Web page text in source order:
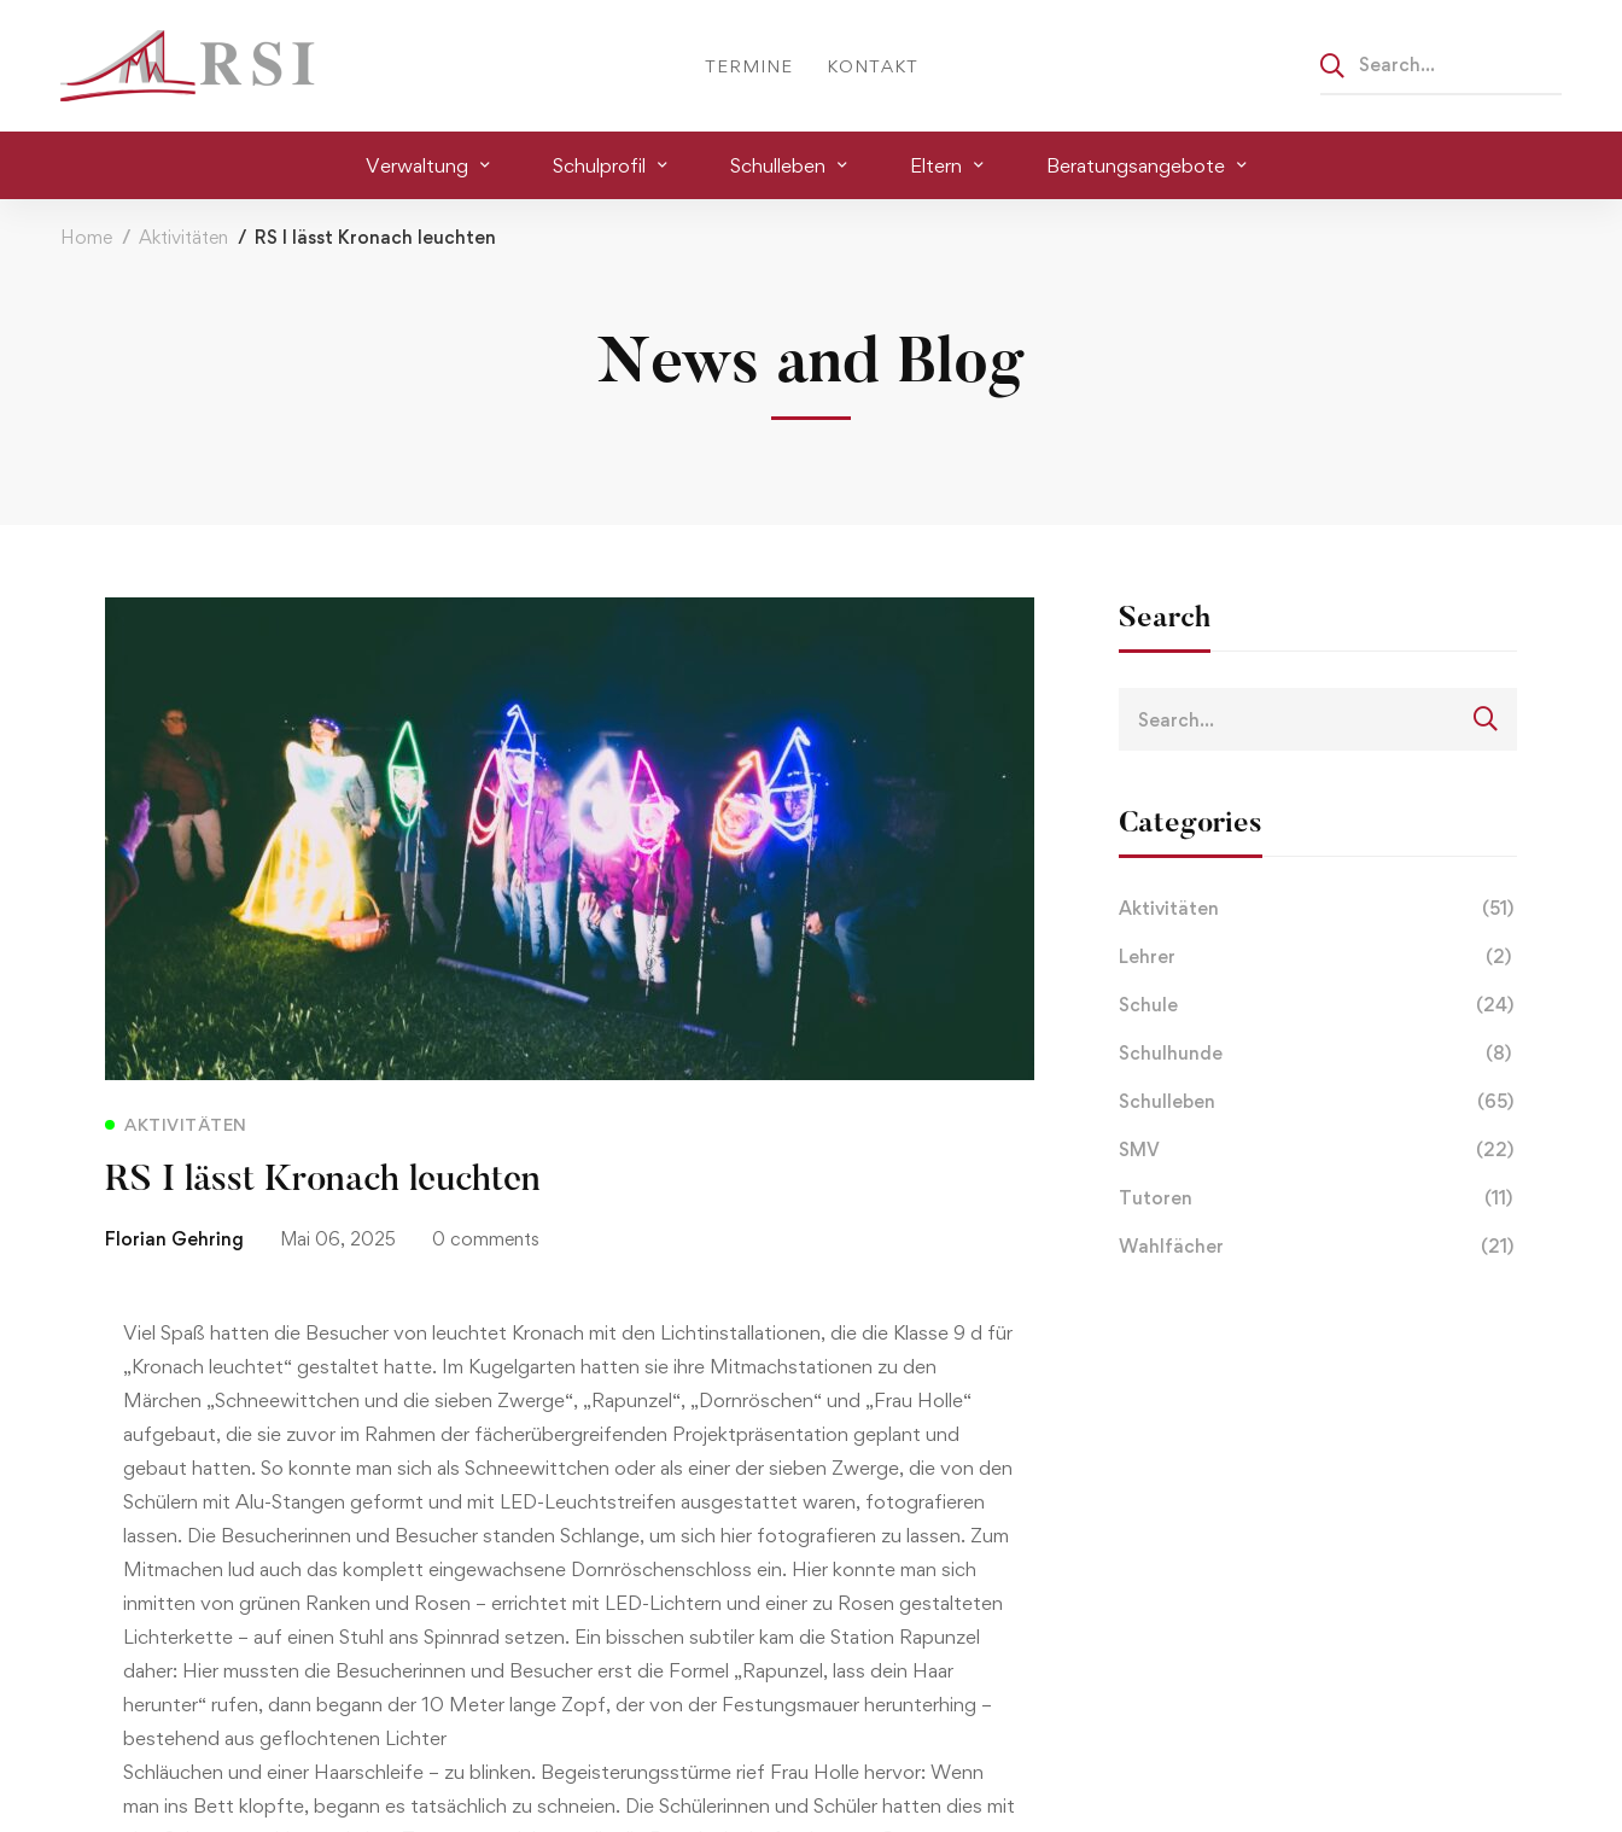
TERMINE KONTAKT
Verwaltung Schulprofil Schulleben Eltern Beratungsangebote
Home Aktivitäten RS I lässt Kronach leuchten
News and Blog
AKTIVITÄTEN
RS I lässt Kronach leuchten
Florian Gehring Mai 06, 2025 0 comments
Viel Spaß hatten die Besucher von leuchtet Kronach mit den Lichtinstallationen, die die Klasse 9 d für
„Kronach leuchtet“ gestaltet hatte. Im Kugelgarten hatten sie ihre Mitmachstationen zu den
Märchen „Schneewittchen und die sieben Zwerge“, „Rapunzel“, „Dornröschen“ und „Frau Holle“
aufgebaut, die sie zuvor im Rahmen der fächerübergreifenden Projektpräsentation geplant und
gebaut hatten. So konnte man sich als Schneewittchen oder als einer der sieben Zwerge, die von den
Schülern mit Alu-Stangen geformt und mit LED-Leuchtstreifen ausgestattet waren, fotografieren
lassen. Die Besucherinnen und Besucher standen Schlange, um sich hier fotografieren zu lassen. Zum
Mitmachen lud auch das komplett eingewachsene Dornröschenschloss ein. Hier konnte man sich
inmitten von grünen Ranken und Rosen – errichtet mit LED-Lichtern und einer zu Rosen gestalteten
Lichterkette – auf einen Stuhl ans Spinnrad setzen. Ein bisschen subtiler kam die Station Rapunzel
daher: Hier mussten die Besucherinnen und Besucher erst die Formel „Rapunzel, lass dein Haar
herunter“ rufen, dann begann der 10 Meter lange Zopf, der von der Festungsmauer herunterhing –
bestehend aus geflochtenen Lichter
Schläuchen und einer Haarschleife – zu blinken. Begeisterungsstürme rief Frau Holle hervor: Wenn
man ins Bett klopfte, begann es tatsächlich zu schneien. Die Schülerinnen und Schüler hatten dies mit
Search
Categories
Aktivitäten (51)
Lehrer (2)
Schule (24)
Schulhunde (8)
Schulleben (65)
SMV (22)
Tutoren (11)
Wahlfächer (21)